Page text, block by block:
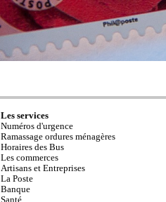
Les services
Numéros d'urgence
Ramassage ordures ménagères
Horaires des Bus
Les commerces
Artisans et Entreprises
La Poste
Banque
Santé